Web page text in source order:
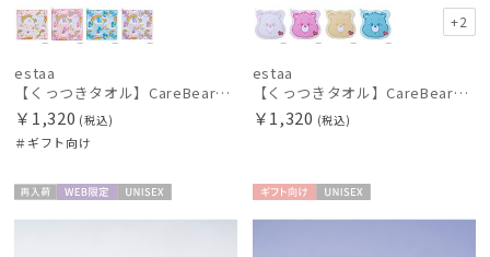
HANWAY
ハンウェイ
HANWAY（ギフト）
ハンウェイギフト
HELEN KAMINSKI
HIROKO KOSHINO
estaa
【くっつきタオル】CareBearsTM（ケアベアTM）全面プリント柄くっつきタオル
￥1,320 (税込)
＃ギフト向け
+2
estaa
【くっつきタオル】CareBearsTM（ケアベアTM）ダイカットくっつきタオル
￥1,320 (税込)